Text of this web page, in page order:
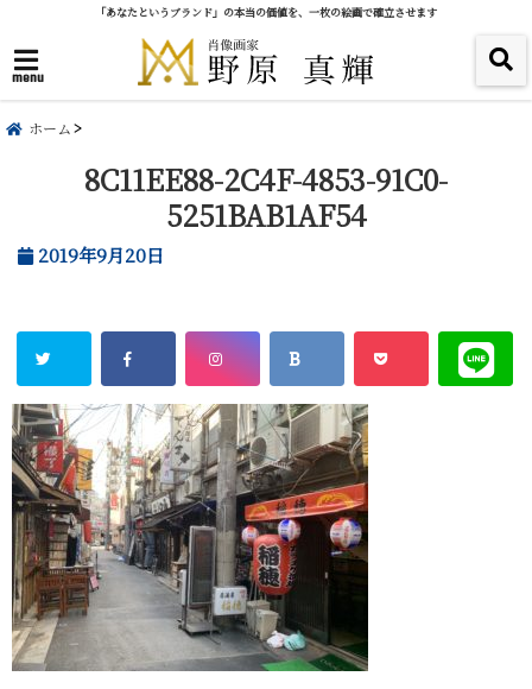
「あなたというブランド」の本当の価値を、一枚の絵画で確立させます
menu
ホーム
8C11EE88-2C4F-4853-91C0-
5251BAB1AF54
2019年9月20日